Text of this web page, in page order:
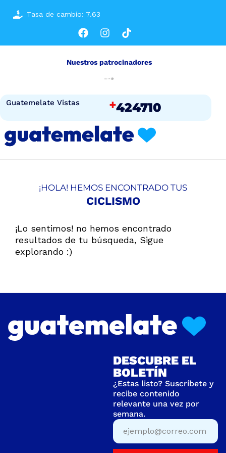
Tasa de cambio: 7.63
Guatemelate Vistas +424710
Nuestros patrocinadores
¡Lo sentimos! no hemos encontrado
resultados de tu búsqueda, Sigue
explorando :)
¡HOLA! HEMOS ENCONTRADO TUS
CICLISMO
DESCUBRE EL
BOLETÍN
¿Estas listo? Suscríbete y
recibe contenido
relevante una vez por
semana.